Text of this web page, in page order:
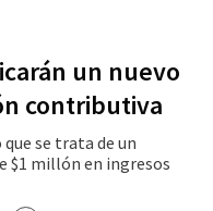
un nuevo
contributiva
se trata de un
$1 millón en ingresos